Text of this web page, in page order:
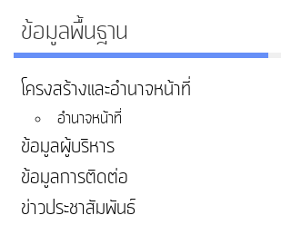
ข้อมูลพื้นฐาน
โครงสร้างและอำนาจหน้าที่
อำนาจหน้าที่
ข้อมูลผู้บริหาร
ข้อมูลการติดต่อ
ข่าวประชาสัมพันธ์